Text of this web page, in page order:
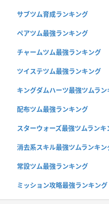
サブツム育成ランキング
ペアツム最強ランキング
チャームツム最強ランキング
ツイステツム最強ランキング
キングダムハーツ最強ツムラン
配布ツム最強ランキング
スターウォーズ最強ツムランキ
消去系スキル最強ツムランキン
常設ツム最強ランキング
ミッション攻略最強ランキング